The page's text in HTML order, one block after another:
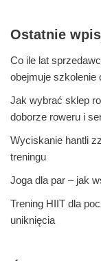
Ostatnie
Co ile lat
obejmuje szkolenie
Jak wybrać sklep
doborze roweru i
Wyciskanie hantli
treningu
Joga dla par – jak
Trening HIIT dla
uniknięcia